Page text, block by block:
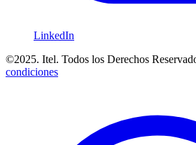
LinkedIn
©2025. Itel. Todos los Derechos
condiciones